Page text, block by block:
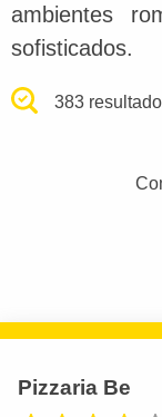
ambientes
sofisticados.
383
Pizzaria Be